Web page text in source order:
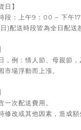
日】
段：上午9：00 ~ 下午
)配送時段皆為全日配送
，例：情人節、母親節
市場浮動而上漲。
一次配送費用。
修改或其他因素，造成